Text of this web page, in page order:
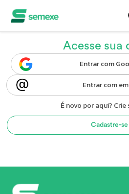
Acesse sua
Entrar com
Entrar com
É novo por aqui?
Cadastre-se